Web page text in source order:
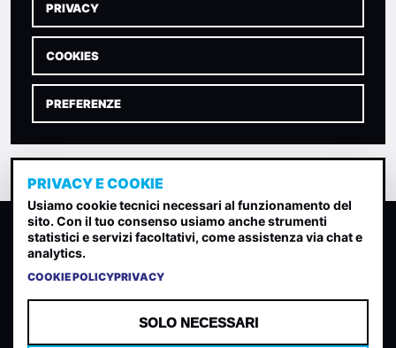
PRIVACY
COOKIES
PREFERENZE
CLASSIFICA INDIE
Classifica per indice di gradimento generata dall analisi di
PRIVACY E COOKIE
Usiamo cookie tecnici necessari al funzionamento del
sito. Con il tuo consenso usiamo anche strumenti
statistici e servizi facoltativi, come assistenza via chat e
analytics.
COOKIE POLICYPRIVACY
SOLO NECESSARI